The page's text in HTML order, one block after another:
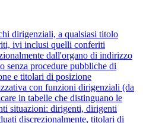
dirigenziali, a qualsiasi titolo
ivi inclusi quelli conferiti
dall'organo di indirizzo
senza procedure pubbliche di
e titolari di posizione
con funzioni dirigenziali (da
in tabelle che distinguano le
situazioni: dirigenti, dirigenti
discrezionalmente, titolari di